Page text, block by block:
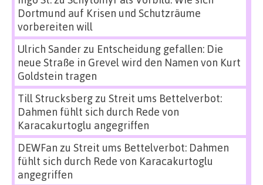
Dortmund auf Krisen und Schutzräume
vorbereiten will
Ulrich Sanderzu Entscheidung gefallen: Die
neue Straße in Grevel wird den Namen von Kurt
Goldstein tragen
Till Strucksbergzu Streit ums Bettelverbot:
Dahmen fühlt sich durch Rede von
Karacakurtoglu angegriffen
DEWFan zu Streit ums Bettelverbot: Dahmen
fühlt sich durch Rede von Karacakurtoglu
angegriffen